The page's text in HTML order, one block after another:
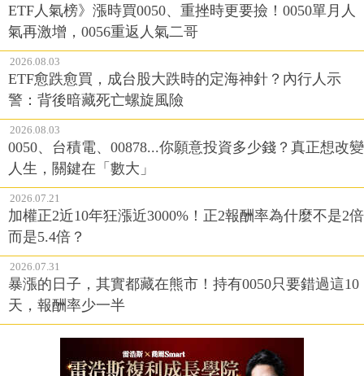
ETF人氣榜》漲時買0050、重挫時更要撿！0050單月人
氣再激增，0056重返人氣二哥
2026.08.03
ETF愈跌愈買，成台股大跌時的定海神針？內行人示
警：背後暗藏死亡螺旋風險
2026.08.03
0050、台積電、00878...你願意投資多少錢？真正想改變
人生，關鍵在「數大」
2026.07.21
加權正2近10年狂漲近3000%！正2報酬率為什麼不是2倍
而是5.4倍？
2026.07.31
暴漲的日子，其實都藏在熊市！持有0050只要錯過這10
天，報酬率少一半